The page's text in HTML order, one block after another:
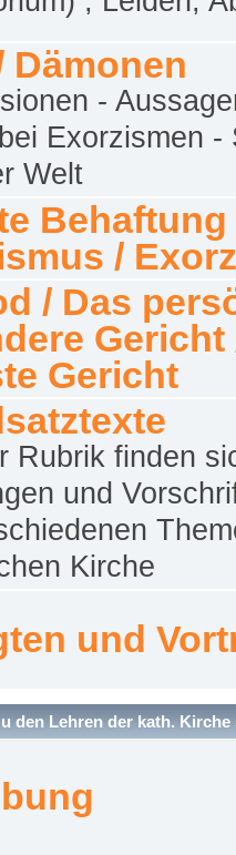
Dämonen
-
Exorzismen -
Welt
Behaftung
/
/ Das
Gericht
Gericht
Rubrik finden
und
Kirche
und
den Lehren der kath. Kirche